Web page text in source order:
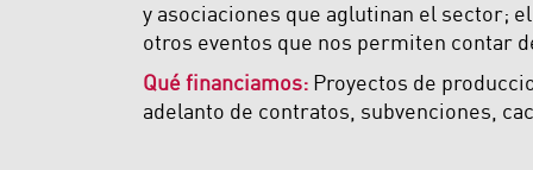
y asociaciones que aglutinan el sector;
otros eventos que nos permiten contar
Qué financiamos: Proyectos de
adelanto de contratos, subvenciones,